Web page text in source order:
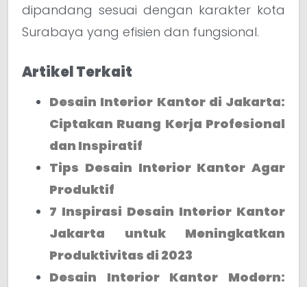
dipandang sesuai dengan karakter kota
Surabaya yang efisien dan fungsional.
Artikel Terkait
Desain Interior Kantor di Jakarta:
Ciptakan Ruang Kerja Profesional
dan Inspiratif
Tips Desain Interior Kantor Agar
Produktif
7 Inspirasi Desain Interior Kantor
Jakarta untuk Meningkatkan
Produktivitas di 2023
Desain Interior Kantor Modern: